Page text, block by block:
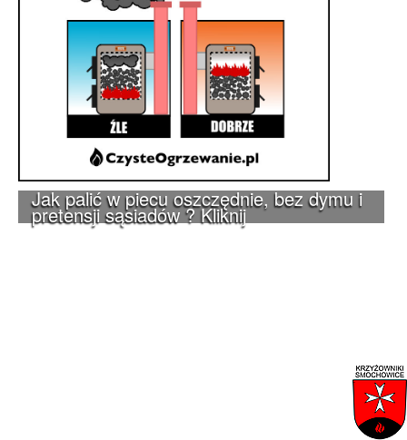
Jak palić w piecu oszczędnie, bez dymu i
pretensji sąsiadów ? Kliknij